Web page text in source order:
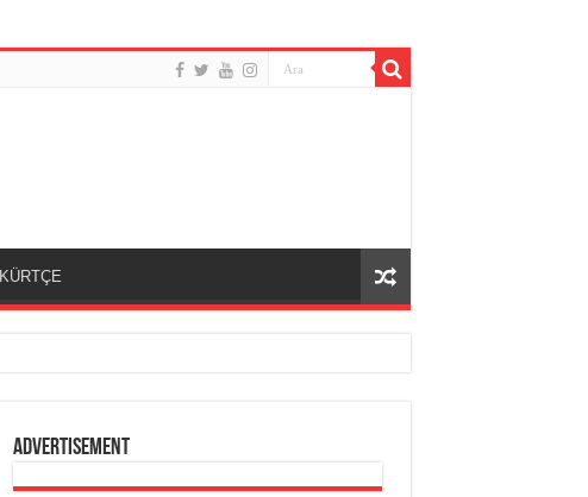
KÜRTÇE
Advertisement